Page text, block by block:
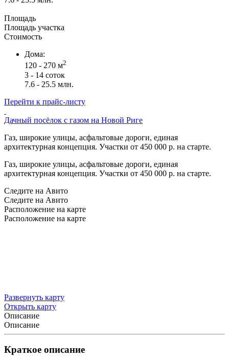
Площадь
Площадь участка
Стоимость
Дома:
120 - 270 м2
3 - 14 соток
7.6 - 25.5 млн.
Перейти к прайс-листу
Дачный посёлок с газом на Новой Риге
Газ, широкие улицы, асфальтовые дороги, единая
архитектурная концепция. Участки от 450 000 р. на старте.
Газ, широкие улицы, асфальтовые дороги, единая
архитектурная концепция. Участки от 450 000 р. на старте.
Следите на Авито
Следите на Авито
Расположение на карте
Расположение на карте
Развернуть карту
Открыть карту
Описание
Описание
Краткое описание